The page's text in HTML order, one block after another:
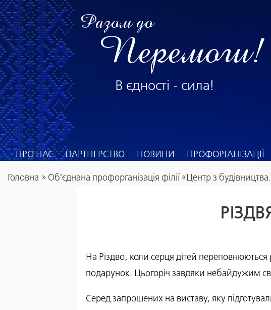
Разом до
Перемоги!
В єдності - сила!
ПРО НАС ПАРТНЕРСТВО НОВИНИ ПРОФОРГАНІЗАЦІЇ
Головна » Об’єднана профорганізація філії «Центр з
На Різдво, коли серця дітей
подарунок. Цьогоріч завдяки небайдужим
Серед запрошених на виставу, яку